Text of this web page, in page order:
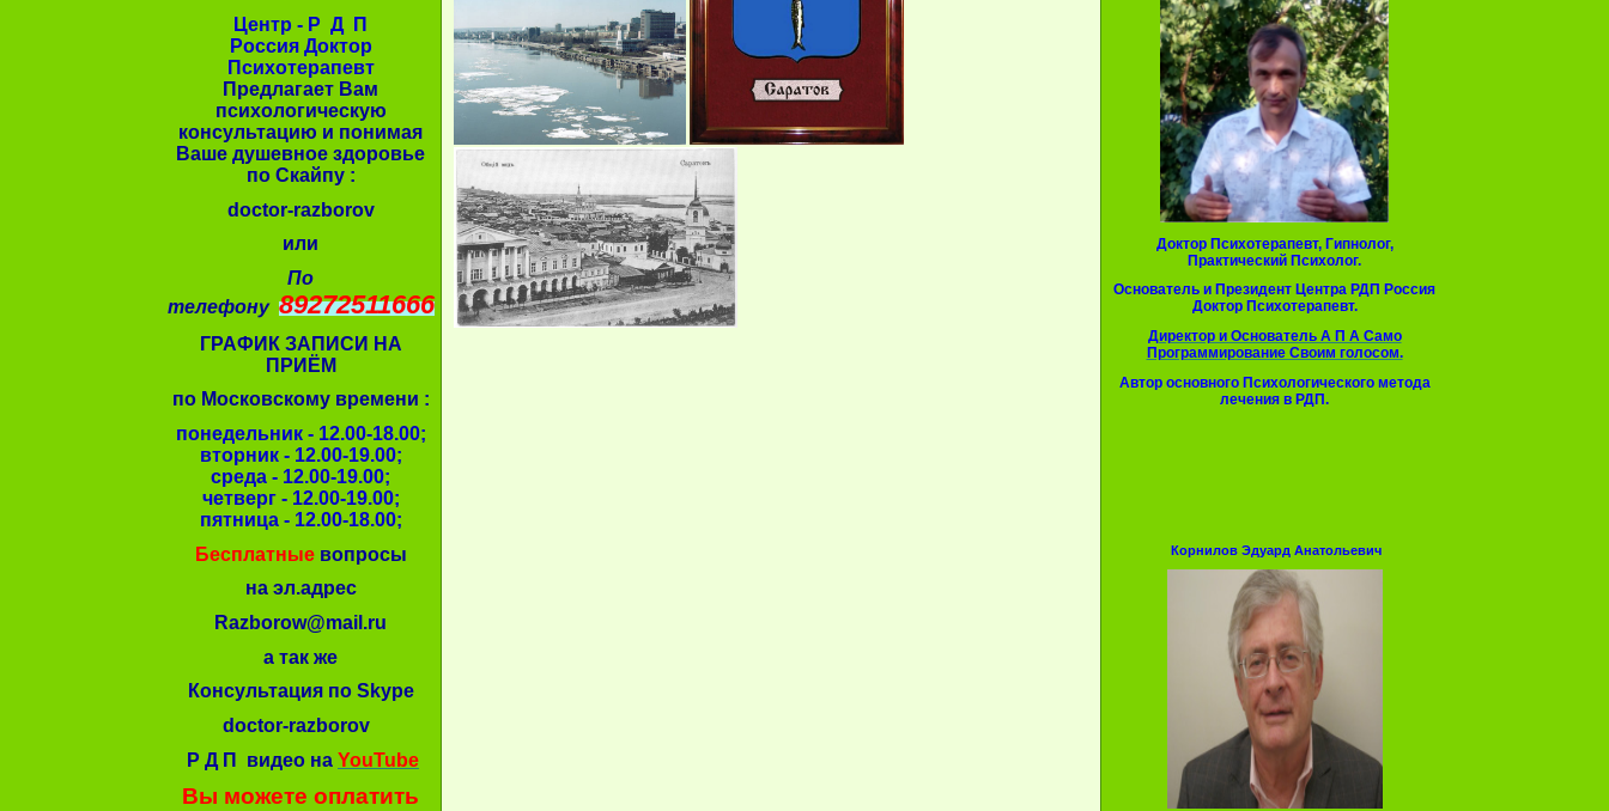
Центр - Р Д П
Россия Доктор
Психотерапевт
Предлагает Вам
психологическую
консультацию и понимая
Ваше душевное здоровье
по Скайпу :
doctor-razborov
или
По
телефону 89272511666
ГРАФИК ЗАПИСИ НА
ПРИЁМ
по Московскому времени :
понедельник - 12.00-18.00;
вторник - 12.00-19.00;
среда - 12.00-19.00;
четверг - 12.00-19.00;
пятница - 12.00-18.00;
Бесплатныевопросы
на эл.адрес
Razborow@mail.ru
а так же
Консультация по Skype
doctor-razborov
Р Д П видео на YouTube
Вы можете оплатить
Доктор Психотерапевт, Гипнолог,
Практический Психолог.
Основатель и Президент Центра РДП Россия
Доктор Психотерапевт.
Директор и Основатель А П А Само
Программирование Своим голосом.
Автор основного Психологического метода
лечения в РДП.
Корнилов Эдуард Анатольевич